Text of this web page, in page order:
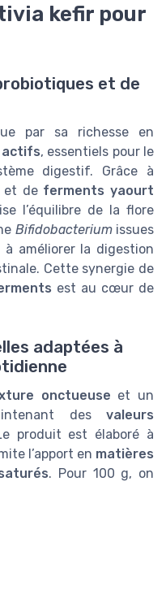
kefir pour
et de
par sa richesse en
, essentiels pour le
digestif. Grâce à
de ferments yaourt
l’équilibre de la flore
Bifidobacteriumissues
améliorer la digestion
Cette synergie de
est au cœur de
adaptées à
onctueuse et un
des valeurs
produit est élaboré à
l’apport en matières
. Pour 100 g, on